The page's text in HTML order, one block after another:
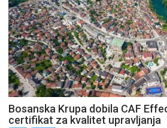
Bosanska Krupa dobila CAF
certifikat za kvalitet upravljanja